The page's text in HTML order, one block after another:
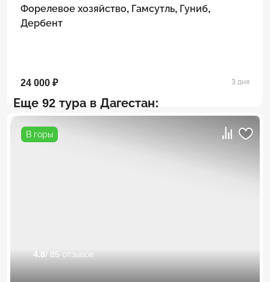
Форелевое хозяйство, Гамсутль, Гуниб,
Дербент
24 000 ₽ 3 дня
Еще 92 тура в Дагестан:
В горы
4.8/ 85 отзывов